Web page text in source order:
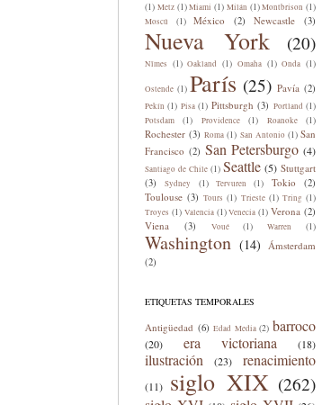
(1) Metz (1) Miami (1) Milán (1) Montbrison (1)
Moscú (1) México (2) Newcastle (3)
Nueva York (20)
Nîmes (1) Oakland (1) Omaha (1) Onda (1)
Ostende (1) París (25) Pavía (2)
Pekín (1) Pisa (1) Pittsburgh (3) Portland (1)
Potsdam (1) Providence (1) Roanoke (1)
Rochester (3) Roma (1) San Antonio (1) San
Francisco (2) San Petersburgo (4)
Santiago de Chile (1) Seattle (5) Stuttgart
(3) Sydney (1) Tervuren (1) Tokio (2)
Toulouse (3) Tours (1) Trieste (1) Tring (1)
Troyes (1) Valencia (1) Venecia (1) Verona (2)
Viena (3) Voué (1) Warren (1)
Washington (14) Ámsterdam
(2)
ETIQUETAS TEMPORALES
Antigüedad (6) Edad Media (2) barroco
(20) era victoriana (18)
ilustración (23) renacimiento
(11) siglo XIX (262)